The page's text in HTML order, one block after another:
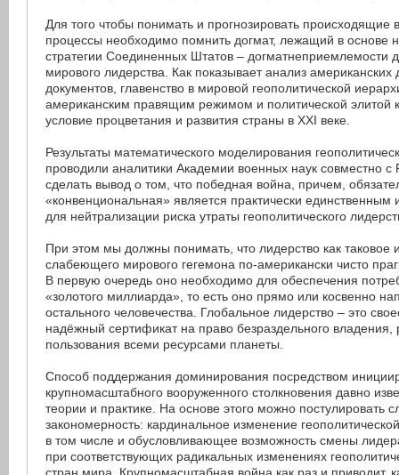
Для того чтобы понимать и прогнозировать происходящие
процессы необходимо помнить догмат, лежащий в основе
стратегии Соединенных Штатов – догматнеприемлемости
мирового лидерства. Как показывает анализ американских
документов, главенство в мировой геополитической
американским правящим режимом и политической элитой
условие процветания и развития страны в XXI веке.
Результаты математического моделирования
проводили аналитики Академии военных наук совместно
сделать вывод о том, что победная война, причем,
«конвенциональная» является практически
для нейтрализации риска утраты геополитического
При этом мы должны понимать, что лидерство как таковое
слабеющего мирового гегемона по-американски чисто
В первую очередь оно необходимо для обеспечения
«золотого миллиарда», то есть оно прямо или косвенно
остального человечества. Глобальное лидерство – это
надёжный сертификат на право безраздельного
пользования всеми ресурсами планеты.
Способ поддержания доминирования посредством
крупномасштабного вооруженного столкновения давно
теории и практике. На основе этого можно постулировать
закономерность: кардинальное изменение
в том числе и обусловливающее возможность смены
при соответствующих радикальных изменениях
стран мира. Крупномасштабная война как раз и приводит,